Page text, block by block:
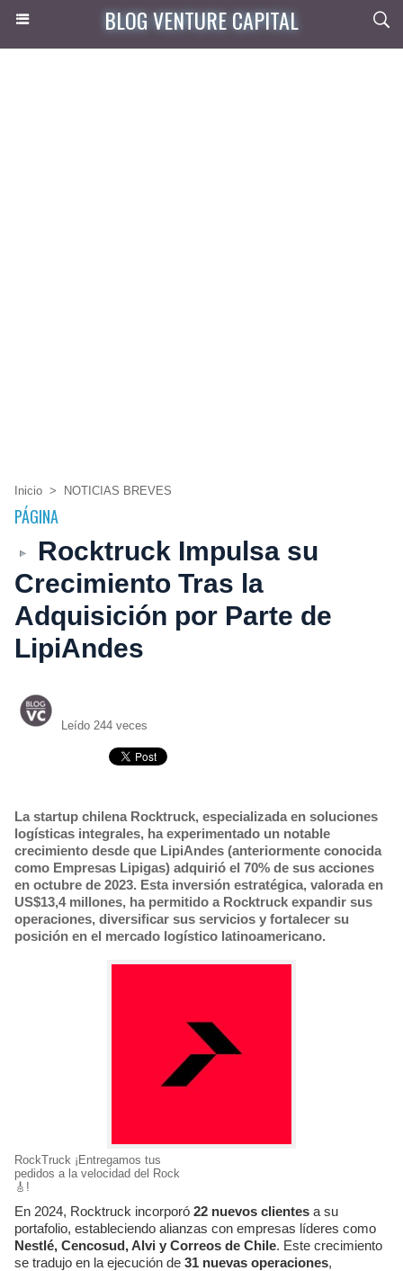
BLOG VENTURE CAPITAL
Inicio > NOTICIAS BREVES
PÁGINA
Rocktruck Impulsa su
Crecimiento Tras la
Adquisición por Parte de
LipiAndes
Leído 244 veces
La startup chilena Rocktruck, especializada en soluciones
logísticas integrales, ha experimentado un notable
crecimiento desde que LipiAndes (anteriormente conocida
como Empresas Lipigas) adquirió el 70% de sus acciones
en octubre de 2023. Esta inversión estratégica, valorada en
US$13,4 millones, ha permitido a Rocktruck expandir sus
operaciones, diversificar sus servicios y fortalecer su
posición en el mercado logístico latinoamericano.
RockTruck ¡Entregamos tus
pedidos a la velocidad del Rock
🎸!
En 2024, Rocktruck incorporó 22 nuevos clientes a su
portafolio, estableciendo alianzas con empresas líderes como
Nestlé, Cencosud, Alvi y Correos de Chile. Este crecimiento
se tradujo en la ejecución de 31 nuevas operaciones,